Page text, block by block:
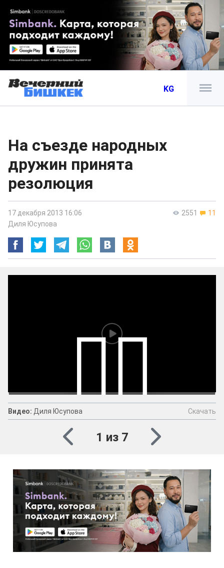
KG
На съезде народных
дружин принята
резолюция
2551 11
17 декабря 2013 16:06
Диля Юсупова
Видео:
Видео: Диля Юсупова Скачать
1 из 7